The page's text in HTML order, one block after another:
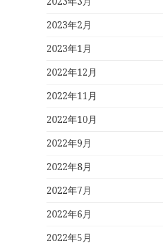
2023年2月
2023年1月
2022年12月
2022年11月
2022年10月
2022年9月
2022年8月
2022年7月
2022年6月
2022年5月